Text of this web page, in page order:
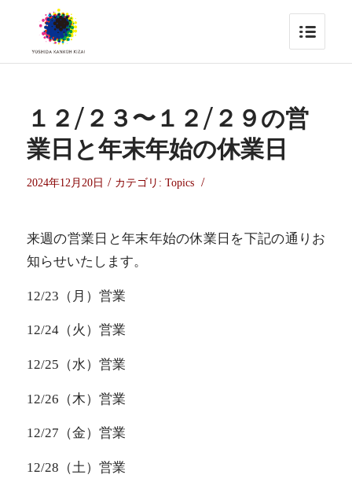
１２/２３〜１２/２９の営
業日と年末年始の休業日
2024年12月20日 / カテゴリ: Topics /
来週の営業日と年末年始の休業日を下記の通りお
知らせいたします。
12/23（月）営業
12/24（火）営業
12/25（水）営業
12/26（木）営業
12/27（金）営業
12/28（土）営業